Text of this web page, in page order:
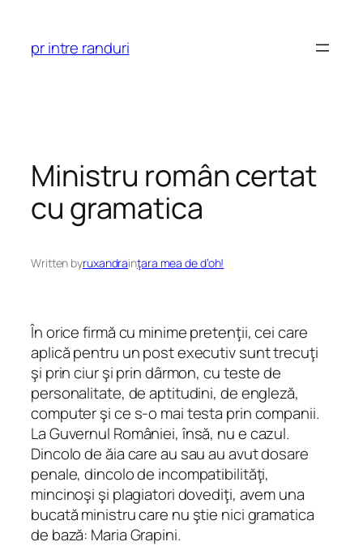
content
pr intre randuri
Ministru român certat
cu gramatica
Written byruxandrainţara mea de d’oh!
În orice firmă cu minime pretenţii, cei care
aplică pentru un post executiv sunt trecuţi
şi prin ciur şi prin dârmon, cu teste de
personalitate, de aptitudini, de engleză,
computer şi ce s-o mai testa prin companii.
La Guvernul României, însă, nu e cazul.
Dincolo de ăia care au sau au avut dosare
penale, dincolo de incompatibilităţi,
mincinoşi şi plagiatori dovediţi, avem una
bucată ministru care nu ştie nici gramatica
de bază: Maria Grapini.